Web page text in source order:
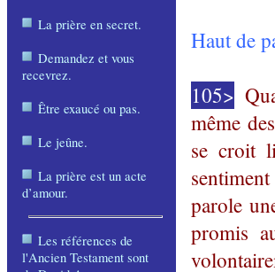
La prière en secret.
Demandez et vous
recevrez.
Être exaucé ou pas.
Le jeûne.
La prière est un acte
d’amour.
Les références de
l'Ancien Testament sont
Haut de
105>
même
se croit
parole
promis